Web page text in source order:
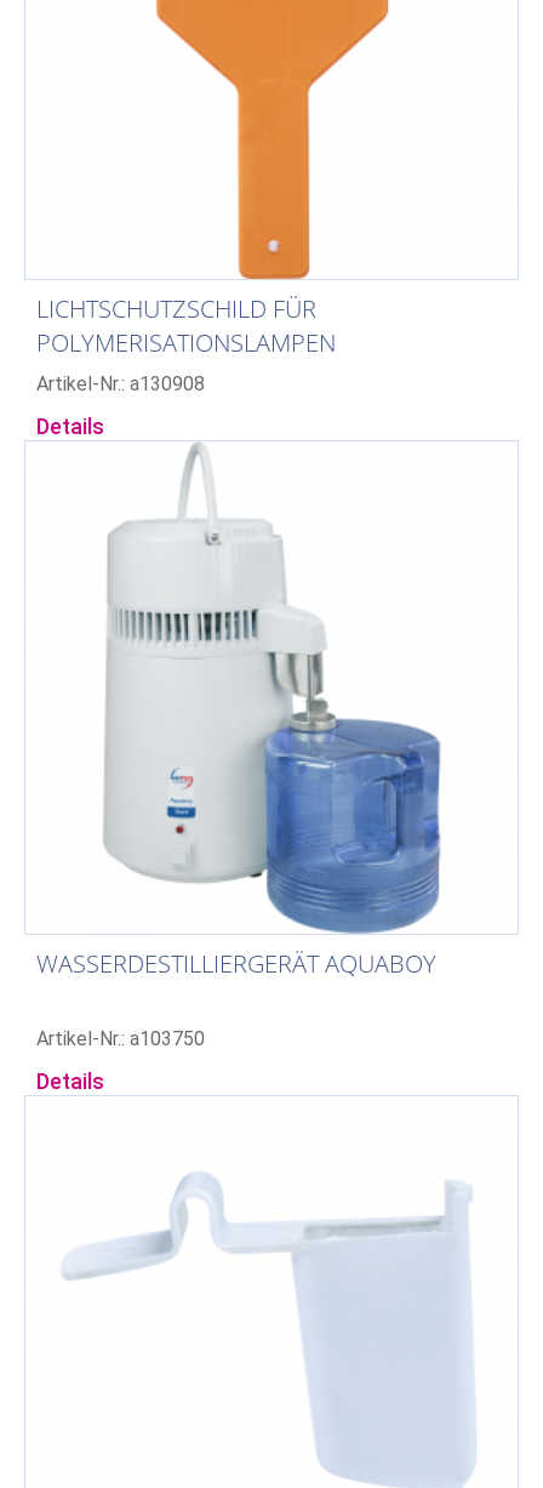
LICHTSCHUTZSCHILD FÜR
POLYMERISATIONSLAMPEN
Artikel-Nr.: a130908
Details
WASSERDESTILLIERGERÄT AQUABOY
Artikel-Nr.: a103750
Details